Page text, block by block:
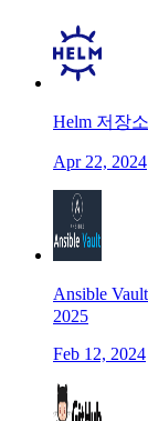
Helm 저장
Apr 22, 2024
Ansible
2025
Feb 12, 2024